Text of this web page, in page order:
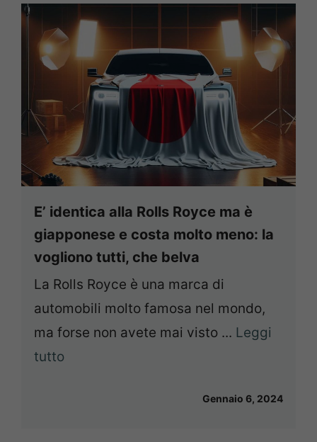
E’ identica alla Rolls Royce ma è
giapponese e costa molto meno: la
vogliono tutti, che belva
La Rolls Royce è una marca di
automobili molto famosa nel mondo,
ma forse non avete mai visto ... Leggi
tutto
Gennaio 6, 2024